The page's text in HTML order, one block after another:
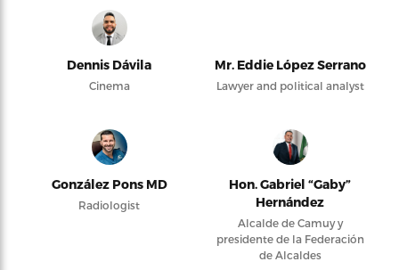
Dennis Dávila
Cinema
Mr. Eddie López Serrano
Lawyer and political analyst
González Pons MD
Radiologist
Hon. Gabriel “Gaby”
Hernández
Alcalde de Camuy y
presidente de la Federación
de Alcaldes